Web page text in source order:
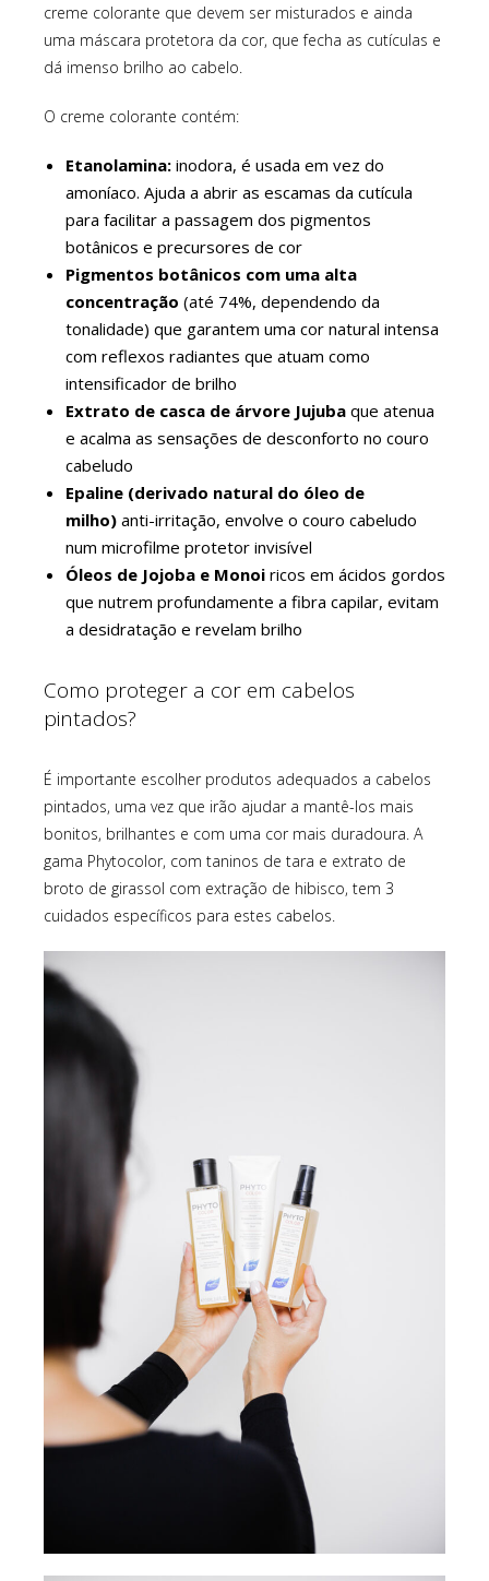
creme colorante que devem ser misturados e ainda
uma máscara protetora da cor, que fecha as cutículas e
dá imenso brilho ao cabelo.
O creme colorante contém:
Etanolamina: inodora, é usada em vez do
amoníaco. Ajuda a abrir as escamas da cutícula
para facilitar a passagem dos pigmentos
botânicos e precursores de cor
Pigmentos botânicos com uma alta
concentração (até 74%, dependendo da
tonalidade) que garantem uma cor natural intensa
com reflexos radiantes que atuam como
intensificador de brilho
Extrato de casca de árvore Jujuba que atenua
e acalma as sensações de desconforto no couro
cabeludo
Epaline (derivado natural do óleo de
milho) anti-irritação, envolve o couro cabeludo
num microfilme protetor invisível
Óleos de Jojoba e Monoi ricos em ácidos gordos
que nutrem profundamente a fibra capilar, evitam
a desidratação e revelam brilho
Como proteger a cor em cabelos
pintados?
É importante escolher produtos adequados a cabelos
pintados, uma vez que irão ajudar a mantê-los mais
bonitos, brilhantes e com uma cor mais duradoura. A
gama Phytocolor, com taninos de tara e extrato de
broto de girassol com extração de hibisco, tem 3
cuidados específicos para estes cabelos.